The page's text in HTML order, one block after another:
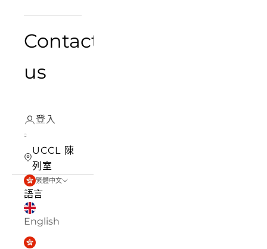
Contact
us
登入
UCCL 陳
列室
繁體中文
語言
English